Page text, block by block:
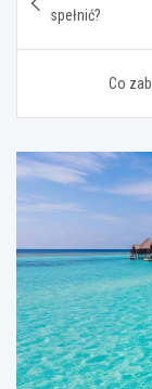
wpisu
spełnić?
Co